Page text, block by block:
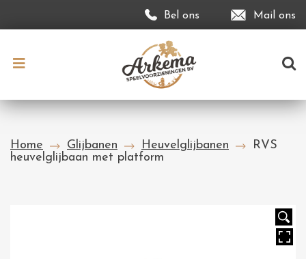
Bel ons Mail ons
Home Glijbanen Heuvelglijbanen
RVS
heuvelglijbaan met platform